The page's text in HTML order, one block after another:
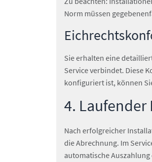
Norm müssen
Sie erhalten eine
Service verbindet. Diese
konfiguriert ist, können
4. Laufender
Nach erfolgreicher
die Abrechnung. Im
automatische